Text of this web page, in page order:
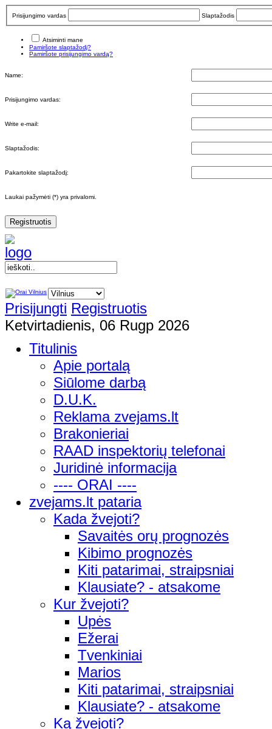
Prisijungimo vardas Slaptažodis
Atsiminti mane
Pamiršote slaptažodį?
Pamiršote prisijungimo vardą?
Name:
Prisijungimo vardas:
Write e-mail:
Slaptažodis:
Pakartokite slaptažodį:
Laukai pažymėti (*) yra privalomi.
Registruotis
Prisijungti Registruotis
Ketvirtadienis, 06 Rugp 2026
Titulinis
Apie portalą
Siūlome darbą
D.U.K.
Reklama zvejams.lt
Brakonieriai
RAAD inspektorių telefonai
Juridinė informacija
---- ORAI ----
zvejams.lt pataria
Kada žvejoti?
Savaitės orų prognozės
Kibimo prognozės
Kiti patarimai, straipsniai
Klausiate? - atsakome
Kur žvejoti?
Upės
Ežerai
Tvenkiniai
Marios
Kiti patarimai, straipsniai
Klausiate? - atsakome
Ką žvejoti?